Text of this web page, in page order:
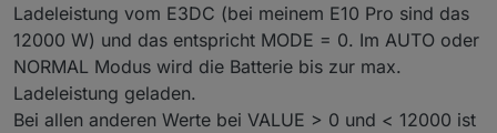
Ladeleistung vom E3DC (bei meinem E10 Pro sind das
12000 W) und das entspricht MODE = 0. Im AUTO oder
NORMAL Modus wird die Batterie bis zur max.
Ladeleistung geladen.
Bei allen anderen Werte bei VALUE > 0 und < 12000 ist